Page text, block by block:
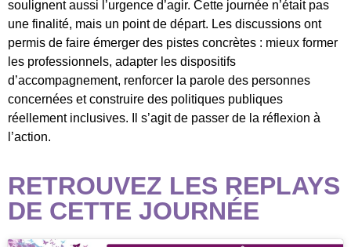
soulignent aussi l’urgence d’agir. Cette journée n’était pas
une finalité, mais un point de départ. Les discussions ont
permis de faire émerger des pistes concrètes : mieux former
les professionnels, adapter les dispositifs
d’accompagnement, renforcer la parole des personnes
concernées et construire des politiques publiques
réellement inclusives. Il s’agit de passer de la réflexion à
l’action.
RETROUVEZ LES REPLAYS
DE CETTE JOURNÉE